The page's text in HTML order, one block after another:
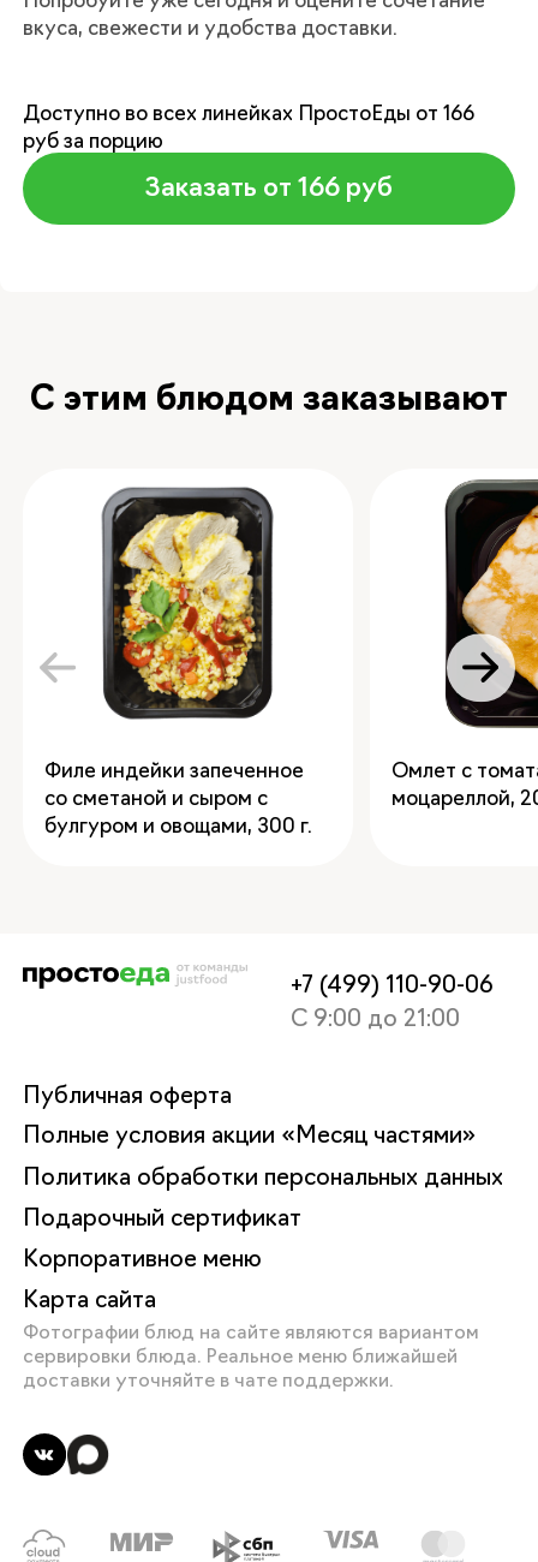
вкуса, свежести и удобства доставки.
Доступно во всех линейках ПростоЕды от 166
руб за порцию
Заказать от 166 руб
С этим блюдом заказывают
Филе индейки запеченное
со сметаной и сыром с
булгуром и овощами, 300
Омлет с
моцареллой,
+7 (499) 110-90-06
С 9:00 до 21:00
Публичная оферта
Полные условия акции «Месяц частями»
Политика обработки персональных данных
Подарочный сертификат
Корпоративное меню
Карта сайта
Фотографии блюд на сайте являются вариантом
сервировки блюда. Реальное меню ближайшей
доставки уточняйте в чате поддержки.